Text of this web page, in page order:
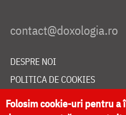
DESPRE NOI
POLITICA DE COOKIES
DONEAZĂ ONLINE PENTRU
Folosim cookie-uri pentru